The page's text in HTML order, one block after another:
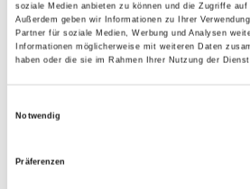
soziale Medien anbieten zu können und die Zugriffe
Außerdem geben wir Informationen zu Ihrer
Partner für soziale Medien, Werbung und Analysen
Informationen möglicherweise mit weiteren Daten
haben oder die sie im Rahmen Ihrer Nutzung der
Notwendig
Präferenzen
Gebinde